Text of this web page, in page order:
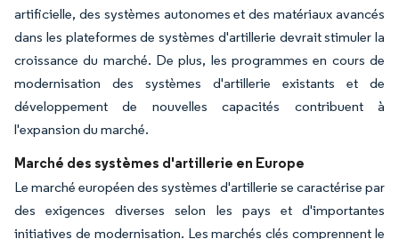
artificielle, des systèmes autonomes et des matériaux avancés
dans les plateformes de systèmes d'artillerie devrait stimuler la
croissance du marché. De plus, les programmes en cours de
modernisation des systèmes d'artillerie existants et de
développement de nouvelles capacités contribuent à
l'expansion du marché.
Marché des systèmes d'artillerie en Europe
Le marché européen des systèmes d'artillerie se caractérise par
des exigences diverses selon les pays et d'importantes
initiatives de modernisation. Les marchés clés comprennent le